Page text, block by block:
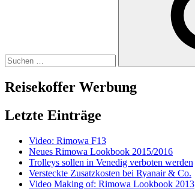
Reisekoffer Werbung
Letzte Einträge
Video: Rimowa F13
Neues Rimowa Lookbook 2015/2016
Trolleys sollen in Venedig verboten werden
Versteckte Zusatzkosten bei Ryanair & Co.
Video Making of: Rimowa Lookbook 2013